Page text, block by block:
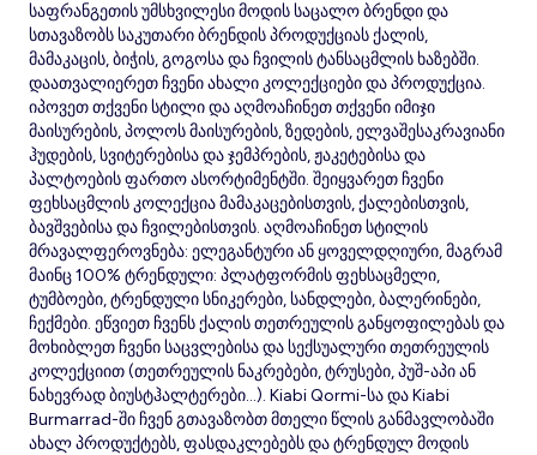
საფრანგეთის უმსხვილესი მოდის საცალო ბრენდი და
სთავაზობს საკუთარი ბრენდის პროდუქციას ქალის,
მამაკაცის, ბიჭის, გოგოსა და ჩვილის ტანსაცმლის ხაზებში.
დაათვალიერეთ ჩვენი ახალი კოლექციები და პროდუქცია.
იპოვეთ თქვენი სტილი და აღმოაჩინეთ თქვენი იმიჯი
მაისურების, პოლოს მაისურების, ზედების, ელვაშესაკრავიანი
ჰუდების, სვიტერებისა და ჯემპრების, ჟაკეტებისა და
პალტოების ფართო ასორტიმენტში. შეიყვარეთ ჩვენი
ფეხსაცმლის კოლექცია მამაკაცებისთვის, ქალებისთვის,
ბავშვებისა და ჩვილებისთვის. აღმოაჩინეთ სტილის
მრავალფეროვნება: ელეგანტური ან ყოველდღიური, მაგრამ
მაინც 100% ტრენდული: პლატფორმის ფეხსაცმელი,
ტუმბოები, ტრენდული სნიკერები, სანდლები, ბალერინები,
ჩექმები. ეწვიეთ ჩვენს ქალის თეთრეულის განყოფილებას და
მოხიბლეთ ჩვენი საცვლებისა და სექსუალური თეთრეულის
კოლექციით (თეთრეულის ნაკრებები, ტრუსები, პუშ-აპი ან
ნახევრად ბიუსტჰალტერები...). Kiabi Qormi-სა და Kiabi
Burmarrad-ში ჩვენ გთავაზობთ მთელი წლის განმავლობაში
ახალ პროდუქტებს, ფასდაკლებებს და ტრენდულ მოდის